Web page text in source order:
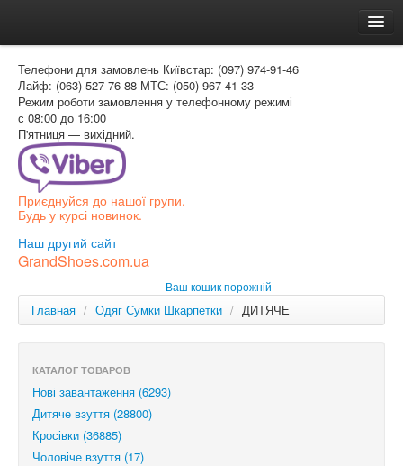
Доставка и оплата
Как заказать
Контакти
Таблиця розмірів
Вхід для покупця
РОС
Телефони для замовлень Київстар: (097) 974-91-46
Лайф: (063) 527-76-88 МТС: (050) 967-41-33
Режим роботи замовлення у телефонному режимі
с 08:00 до 16:00
П'ятниця — вихідний.
Приєднуйся до нашої групи.
Будь у курсі новинок.
Наш другий сайт
GrandShoes.com.ua
Ваш кошик порожній
Главная / Одяг Сумки Шкарпетки / ДИТЯЧЕ
КАТАЛОГ ТОВАРОВ
Нові завантаження (6293)
Дитяче взуття (28800)
Кросівки (36885)
Чоловіче взуття (17)